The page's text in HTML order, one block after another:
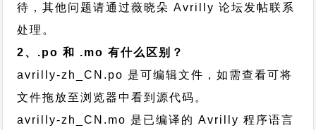
待，其他问题请通过薇晓朵 Avrilly 论坛发帖联系
处理。
2、.po 和 .mo 有什么区别？
avrilly-zh_CN.po 是可编辑文件，如需查看可将
文件拖放至浏览器中看到源代码。
avrilly-zh_CN.mo 是已编译的 Avrilly 程序语言